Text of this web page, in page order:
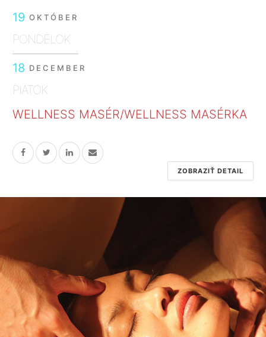
19 OKTÓBER
PONDELOK
18 DECEMBER
PIATOK
WELLNESS MASÉR/WELLNESS MASÉRKA
ZOBRAZIŤ DETAIL